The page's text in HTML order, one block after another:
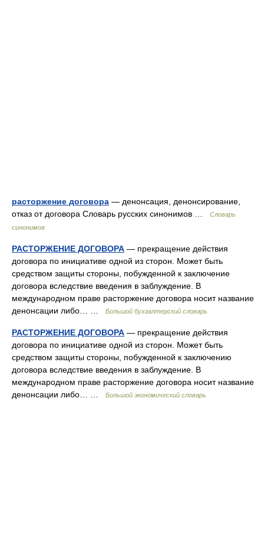
расторжение договора — денонсация, денонсирование,
отказ от договора Словарь русских синонимов …
Словарь
синонимов
РАСТОРЖЕНИЕ ДОГОВОРА — прекращение действия
договора по инициативе одной из сторон. Может быть
средством защиты стороны, побужденной к заключение
договора вследствие введения в заблуждение. В
международном праве расторжение договора носит название
денонсации либо… …
Большой бухгалтерский словарь
РАСТОРЖЕНИЕ ДОГОВОРА — прекращение действия
договора по инициативе одной из сторон. Может быть
средством защиты стороны, побужденной к заключению
договора вследствие введения в заблуждение. В
международном праве расторжение договора носит название
денонсации либо… …
Большой экономический словарь